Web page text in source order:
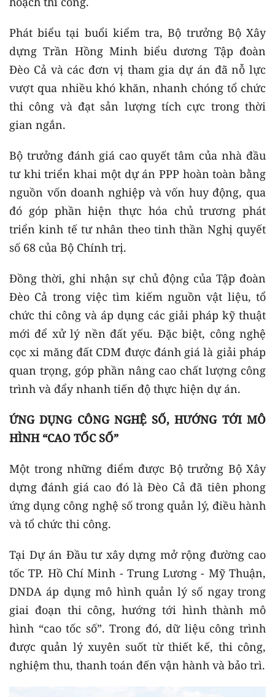
Phát biểu tại buổi kiểm tra, Bộ trưởng Bộ Xây
dựng Trần Hồng Minh biểu dương Tập đoàn
Đèo Cả và các đơn vị tham gia dự án đã nỗ lực
vượt qua nhiều khó khăn, nhanh chóng tổ chức
thi công và đạt sản lượng tích cực trong thời
gian ngắn.
Bộ trưởng đánh giá cao quyết tâm của nhà đầu
tư khi triển khai một dự án PPP hoàn toàn bằng
nguồn vốn doanh nghiệp và vốn huy động, qua
đó góp phần hiện thực hóa chủ trương phát
triển kinh tế tư nhân theo tinh thần Nghị quyết
số 68 của Bộ Chính trị.
Đồng thời, ghi nhận sự chủ động của Tập đoàn
Đèo Cả trong việc tìm kiếm nguồn vật liệu, tổ
chức thi công và áp dụng các giải pháp kỹ thuật
mới để xử lý nền đất yếu. Đặc biệt, công nghệ
cọc xi măng đất CDM được đánh giá là giải pháp
quan trọng, góp phần nâng cao chất lượng công
trình và đẩy nhanh tiến độ thực hiện dự án.
ỨNG DỤNG CÔNG NGHỆ SỐ, HƯỚNG TỚI MÔ
HÌNH “CAO TỐC SỐ”
Một trong những điểm được Bộ trưởng Bộ Xây
dựng đánh giá cao đó là Đèo Cả đã tiên phong
ứng dụng công nghệ số trong quản lý, điều hành
và tổ chức thi công.
Tại Dự án Đầu tư xây dựng mở rộng đường cao
tốc TP. Hồ Chí Minh - Trung Lương - Mỹ Thuận,
DNDA áp dụng mô hình quản lý số ngay trong
giai đoạn thi công, hướng tới hình thành mô
hình “cao tốc số”. Trong đó, dữ liệu công trình
được quản lý xuyên suốt từ thiết kế, thi công,
nghiệm thu, thanh toán đến vận hành và bảo trì.